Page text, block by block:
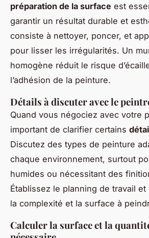
préparation de la surface est
garantir un résultat durable et
consiste à nettoyer, poncer, et
pour lisser les irrégularités. Un
homogène réduit le risque
l’adhésion de la peinture.
Détails à discuter avec le
Quand vous négociez avec votre
important de clarifier certains
Discutez des types de peinture
chaque environnement, surtout
humides ou nécessitant des
Établissez le planning de travail
la complexité et la surface à
Calculer la surface et la